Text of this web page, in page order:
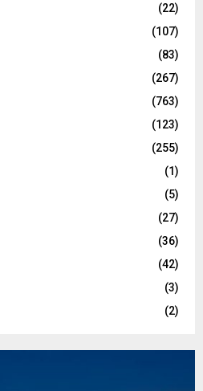
(22)
(107)
(83)
(267)
(763)
(123)
(255)
(1)
(5)
(27)
(36)
(42)
(3)
(2)